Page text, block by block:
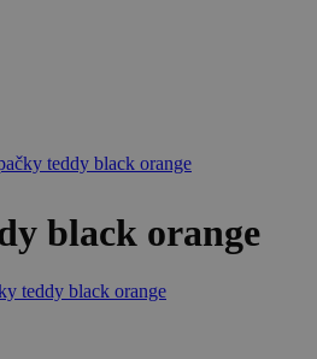
teddy black orange
black orange